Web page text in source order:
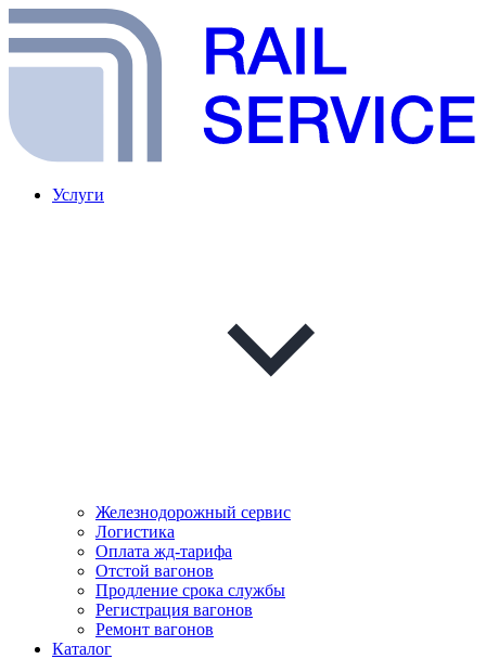
Услуги
Железнодорожный сервис
Логистика
Оплата жд-тарифа
Отстой вагонов
Продление срока службы
Регистрация вагонов
Ремонт вагонов
Каталог